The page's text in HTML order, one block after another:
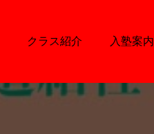
クラス紹介 入塾案内